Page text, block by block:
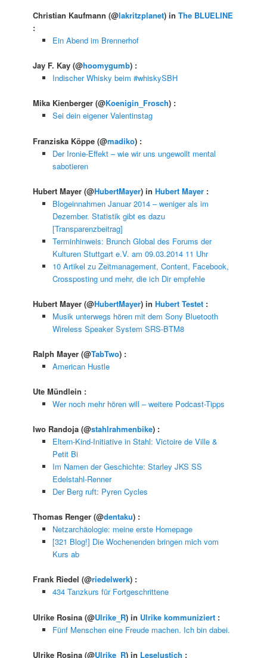
Christian Kaufmann(@lakritzplanet) inThe BLUELINE
:
Ein Abend im Brennerhof
Jay F. Kay(@hoomygumb) :
Indischer Whisky beim #whiskySBH
Mika Kienberger(@Koenigin_Frosch) :
Sei dein eigener Valentinstag
Franziska Köppe(@madiko) :
Der Ironie-Effekt – wie wir uns ungewollt mental
sabotieren
Hubert Mayer(@HubertMayer) inHubert Mayer :
Blogeinnahmen Januar 2014 – weniger als im
Dezember. Statistik gibt es dazu
[Transparenzbeitrag]
Terminhinweis: Brunch Global des Forums der
Kulturen Stuttgart e.V. am 09.03.2014 11 Uhr
10 Artikel zu Zeitmanagement, Content, Facebook,
Crossposting und mehr, die ich Dir empfehle
Hubert Mayer(@HubertMayer) inHubert Testet :
Musik unterwegs hören mit dem Sony Bluetooth
Wireless Speaker System SRS-BTM8
Ralph Mayer(@TabTwo) :
American Hustle
Ute Mündlein :
Wer noch mehr hören will – weitere Podcast-Tipps
Iwo Randoja(@stahlrahmenbike) :
Eltern-Kind-Initiative in Stahl: Victoire de Ville &
Petit Bi
Im Namen der Geschichte: Starley JKS SS
Edelstahl-Renner
Der Berg ruft: Pyren Cycles
Thomas Renger(@dentaku) :
Netzarchäologie: meine erste Homepage
[321 Blog!] Die Wochenenden bringen mich vom
Kurs ab
Frank Riedel(@riedelwerk) :
434 Tanzkurs für Fortgeschrittene
Ulrike Rosina(@Ulrike_R) in Ulrike kommuniziert :
Fünf Menschen eine Freude machen. Ich bin dabei.
Ulrike Rosina(@Ulrike_R) in Leselustich :